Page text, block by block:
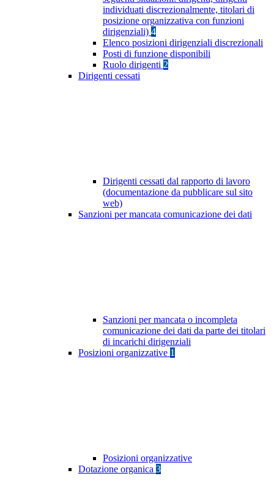
individuati discrezionalmente, titolari di
posizione organizzativa con funzioni
dirigenziali) 4
Elenco posizioni dirigenziali discrezionali
Posti di funzione disponibili
Ruolo dirigenti 2
Dirigenti cessati
Dirigenti cessati dal rapporto di lavoro
(documentazione da pubblicare sul sito
web)
Sanzioni per mancata comunicazione dei dati
Sanzioni per mancata o incompleta
comunicazione dei dati da parte dei titolari
di incarichi dirigenziali
Posizioni organizzative 1
Posizioni organizzative
Dotazione organica 3